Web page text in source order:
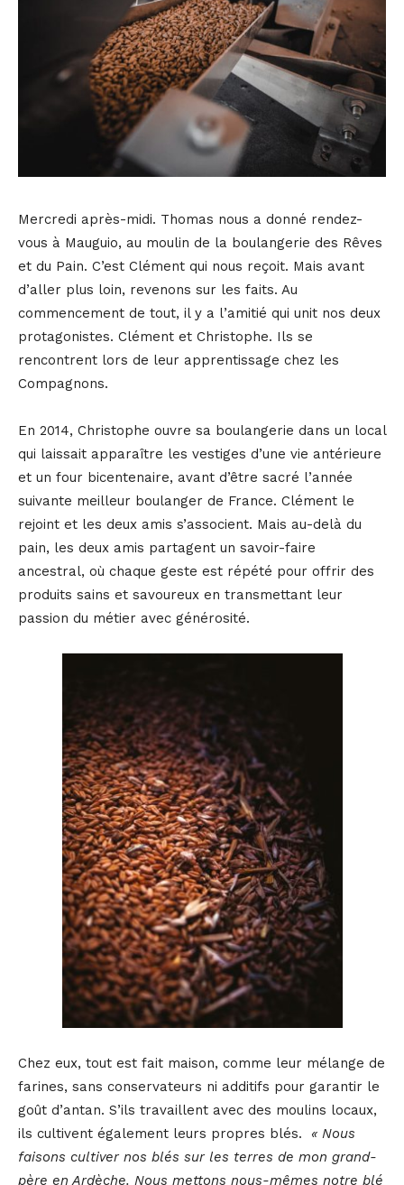
Mercredi après-midi. Thomas nous a donné rendez-
vous à Mauguio, au moulin de la boulangerie des Rêves
et du Pain. C’est Clément qui nous reçoit. Mais avant
d’aller plus loin, revenons sur les faits. Au
commencement de tout, il y a l’amitié qui unit nos deux
protagonistes. Clément et Christophe. Ils se
rencontrent lors de leur apprentissage chez les
Compagnons.
En 2014, Christophe ouvre sa boulangerie dans un local
qui laissait apparaître les vestiges d’une vie antérieure
et un four bicentenaire, avant d’être sacré l’année
suivante meilleur boulanger de France. Clément le
rejoint et les deux amis s’associent. Mais au-delà du
pain, les deux amis partagent un savoir-faire
ancestral, où chaque geste est répété pour offrir des
produits sains et savoureux en transmettant leur
passion du métier avec générosité.
Chez eux, tout est fait maison, comme leur mélange de
farines, sans conservateurs ni additifs pour garantir le
goût d’antan. S’ils travaillent avec des moulins locaux,
ils cultivent également leurs propres blés. « Nous
faisons cultiver nos blés sur les terres de mon grand-
père en Ardèche. Nous mettons nous-mêmes notre blé